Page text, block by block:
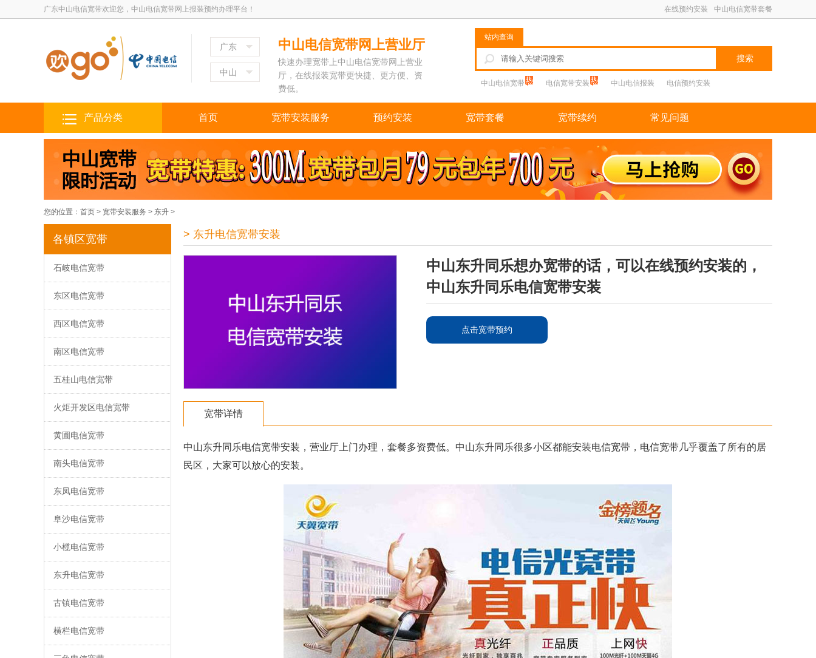
广东中山电信宽带欢迎您，中山电信宽带网上报装预约办理平台！ 中山电信宽带套餐
在线预约安装
广东
中山
中山电信宽带网上营业厅
快速办理宽带上中山电信宽带网上营业
厅，在线报装宽带更快捷、更方便、资
费低。
站内查询
搜索
中山电信宽带 电信宽带安装 中山电信报装 电信预约安装
产品分类 首页 宽带安装服务 预约安装 宽带套餐 宽带续约 常见问题
您的位置： 首页 > 宽带安装服务 > 东升 >
各镇区宽带
石岐电信宽带
东区电信宽带
西区电信宽带
南区电信宽带
五桂山电信宽带
火炬开发区电信宽带
黄圃电信宽带
南头电信宽带
东凤电信宽带
阜沙电信宽带
小榄电信宽带
东升电信宽带
古镇电信宽带
横栏电信宽带
> 东升电信宽带安装
中山东升同乐想办宽带的话，可以在线预约安装的，
中山东升同乐电信宽带安装
点击宽带预约
宽带详情
中山东升同乐电信宽带安装，营业厅上门办理，套餐多资费低。中山东升同乐很多小区都能安装电信宽带，电信宽带几乎覆盖了所有的居
民区，大家可以放心的安装。